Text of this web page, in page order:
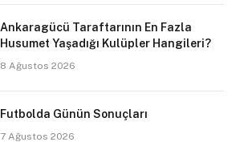
Ankaragücü Taraftarının En Fazla
Husumet Yaşadığı Kulüpler Hangileri?
8 Ağustos 2026
Futbolda Günün Sonuçları
7 Ağustos 2026